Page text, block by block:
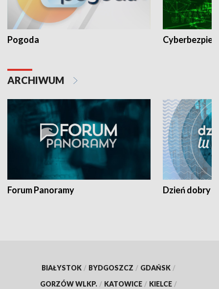
Pogoda
ARCHIWUM
Forum Panoramy Dzień dobry
BIAŁYSTOK / BYDGOSZCZ / GDAŃSK /
GORZÓW WLKP. / KATOWICE / KIELCE /